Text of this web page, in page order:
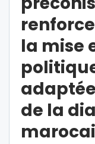
la mise
de la